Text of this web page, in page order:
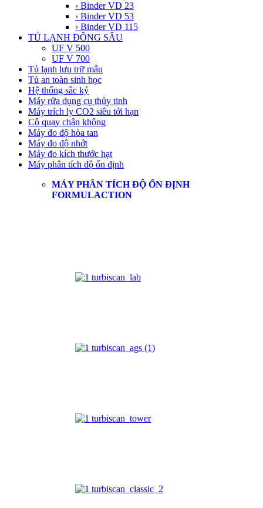
› Binder VD 23
› Binder VD 53
› Binder VD 115
TỦ LẠNH ĐÔNG SÂU
UF V 500
UF V 700
Tủ lạnh lưu trữ mẫu
Tủ an toàn sinh học
Hệ thống sắc ký
Máy rửa dụng cụ thủy tinh
Máy trích ly CO2 siêu tới hạn
Cô quay chân không
Máy đo độ hòa tan
Máy đo độ nhớt
Máy đo kích thước hạt
Máy phân tích độ ổn định
MÁY PHÂN TÍCH ĐỘ ỔN ĐỊNH
FORMULACTION